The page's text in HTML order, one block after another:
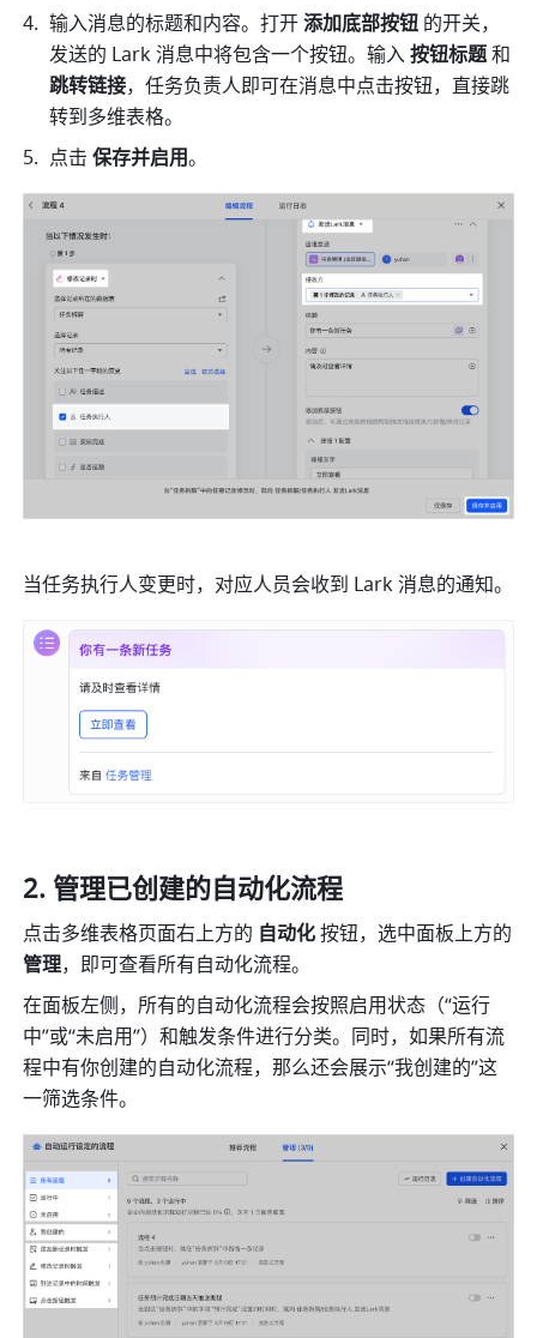
输入消息的标题和内容。打开 添加底部按钮 的开关，
发送的 Lark 消息中将包含一个按钮。输入 按钮标题
跳转链接，任务负责人即可在消息中点击按钮，直接跳
转到多维表格。
点击 保存并启用。
当任务执行人变更时，对应人员会收到 Lark 消息的通知。
管理已创建的自动化流程
点击多维表格页面右上方的 自动化
管理，即可查看所有自动化流程。
在面板左侧，所有的自动化流程会按照启用状态（“运行
中”或“未启用”）和触发条件进行分类。同时，如果所有流
程中有你创建的自动化流程，那么还会展示“我创建的”这
一筛选条件。